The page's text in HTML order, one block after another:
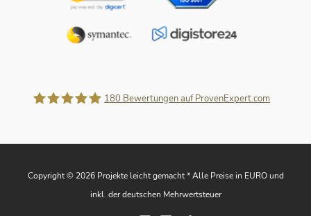
Projekte leicht gemacht
180 Bewertungen auf ProvenExpert.com
Copyright © 2026 Projekte leicht gemacht * Alle Preise in EURO und
inkl. der deutschen Mehrwertsteuer